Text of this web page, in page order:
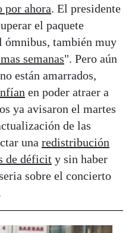
por ahora. El presidente
el paquete
ómnibus, también muy
semanas". Pero aún
están amarrados,
en poder atraer a
ya avisaron el martes
de las
una redistribución
de déficit y sin haber
sobre el concierto